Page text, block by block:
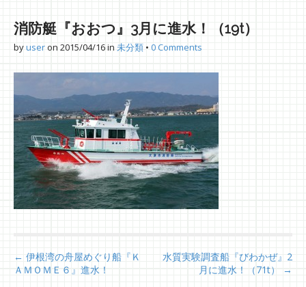
消防艇『おおつ』3月に進水！（19t）
byuseron 2015/04/16in 未分類 • 0 Comments
P
o
← 伊根湾の舟屋めぐり船『Ｋ
ＡＭＯＭＥ６』進水！
水質実験調査船『びわかぜ』2
月に進水！（71t） →